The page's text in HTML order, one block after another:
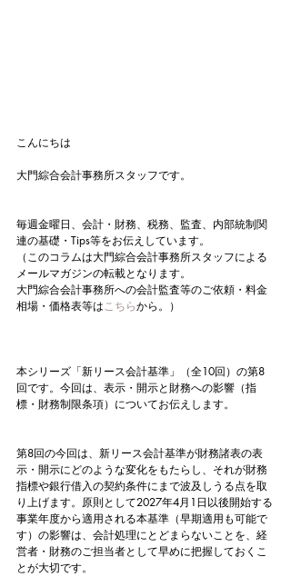
こんにちは
大門綜合会計事務所スタッフです。
毎週金曜日、会計・財務、税務、監査、内部統制関
連の基礎・Tips等をお伝えしています。
（このコラムは大門綜合会計事務所スタッフによる
メールマガジンの転載となります。
大門綜合会計事務所への会計監査等のご依頼・料金
相場・価格表等はこちらから。）
本シリーズ「新リース会計基準」（全10回）の第8
回です。今回は、表示・開示と財務への影響（指
標・財務制限条項）についてお伝えします。
第8回の今回は、新リース会計基準が財務諸表の表
示・開示にどのような変化をもたらし、それが財務
指標や銀行借入の契約条件にまで波及しうる点を取
り上げます。原則として2027年4月1日以後開始する
事業年度から適用される本基準（早期適用も可能で
す）の影響は、会計処理にとどまらないことを、経
営者・財務のご担当者として早めに把握しておくこ
とが大切です。